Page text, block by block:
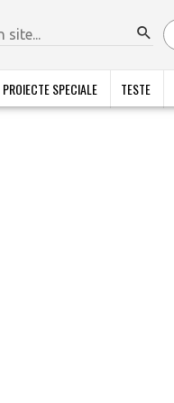
PROIECTE SPECIALE TESTE